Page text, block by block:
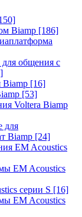
Biamp [186]
общения с
Biamp [16]
[53]
Voltera Biamp
для
Biamp [24]
EM Acoustics
EM Acoustics
серии S [16]
EM Acoustics